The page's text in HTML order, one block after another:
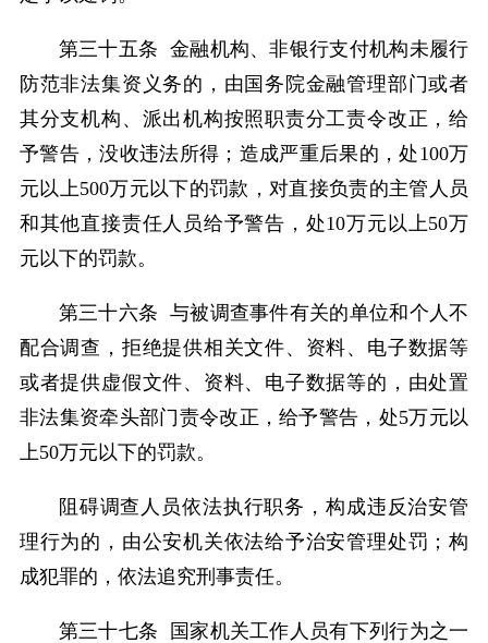
第三十五条 金融机构、非银行支付机构未履行
防范非法集资义务的，由国务院金融管理部门或者
其分支机构、派出机构按照职责分工责令改正，给
予警告，没收违法所得；造成严重后果的，处100万
元以上500万元以下的罚款，对直接负责的主管人员
和其他直接责任人员给予警告，处10万元以上50万
元以下的罚款。
第三十六条 与被调查事件有关的单位和个人不
配合调查，拒绝提供相关文件、资料、电子数据等
或者提供虚假文件、资料、电子数据等的，由处置
非法集资牵头部门责令改正，给予警告，处5万元以
上50万元以下的罚款。
阻碍调查人员依法执行职务，构成违反治安管
理行为的，由公安机关依法给予治安管理处罚；构
成犯罪的，依法追究刑事责任。
第三十七条 国家机关工作人员有下列行为之一